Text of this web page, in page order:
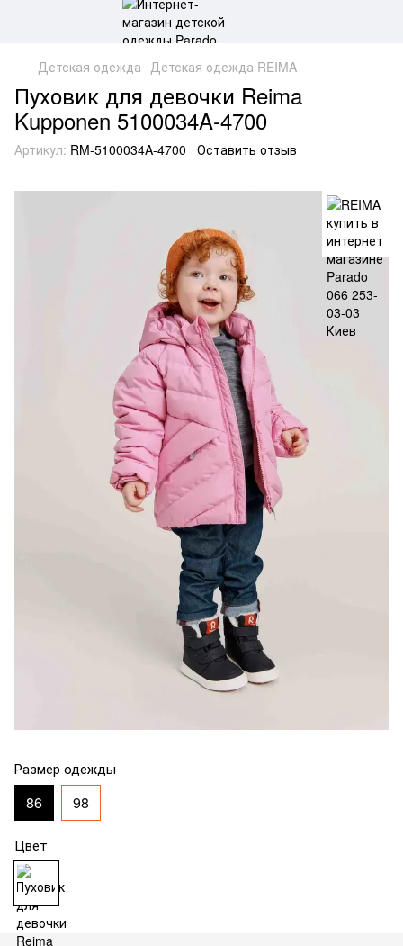
Детская одежда Детская одежда REIMA
Пуховик для девочки Reima
Kupponen 5100034A-4700
Артикул: RM-5100034A-4700 Оставить отзыв
Размер одежды
86 98
Цвет